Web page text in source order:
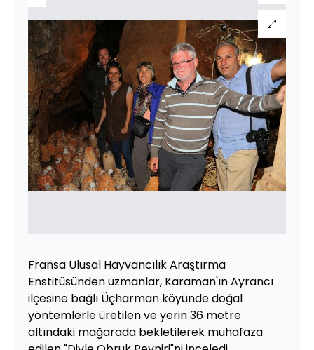
Fransa Ulusal Hayvancılık Araştırma
Enstitüsünden uzmanlar, Karaman'ın Ayrancı
ilçesine bağlı Üçharman köyünde doğal
yöntemlerle üretilen ve yerin 36 metre
altındaki mağarada bekletilerek muhafaza